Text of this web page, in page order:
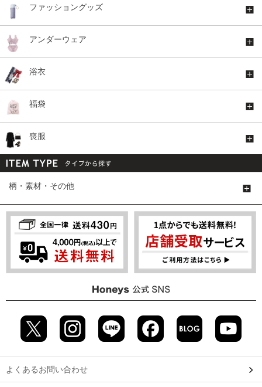
ファッショングッズ
アンダーウェア
浴衣
福袋
喪服
柄・素材・その他
よくあるお問い合わせ